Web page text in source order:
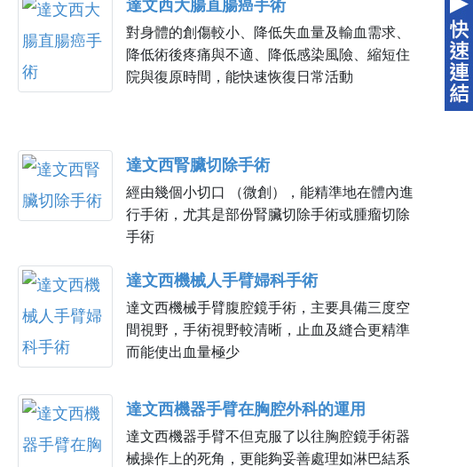
手術類似的腫瘤切除範圍以及淋巴廓清的完整
程度。事實上已經有許多文章證明，在早期胃
癌中，腹腔鏡胃癌手術與傳統手術相比，短期
的併發症比例相對比較低，流血量少，病患住
較，發現在有經驗的醫師處理下，其併發症比
例以及腫瘤復發時間，微創手術並不亞於傳統
手術。
達文西大腸直腸癌手術
對身體的創傷較小、降低失血量及輸血需求、
降低術後疼痛與不適、降低感染風險、縮短住
院與復原時間，能快速恢復日常活動
達文西腎臟切除手術
經由幾個小切口 （微創），能精準地在體內進
行手術，尤其是部份腎臟切除手術或腫瘤切除
手術
達文西機械人手臂婦科手術
達文西機械手臂腹腔鏡手術，主要具備三度空
間視野，手術視野較清晰，止血及縫合更精準
而能使出血量極少
達文西機器手臂在胸腔外科的運用
達文西機器手臂不但克服了以往胸腔鏡手術器
械操作上的死角，更能夠妥善處理如淋巴結系